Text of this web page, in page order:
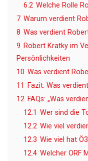
6.2 Welche Rolle
7 Warum verdient
8 Was verdient
9 Robert Kratky im
Persönlichkeiten
10 Was verdient
11
Fazit: Was
12 FAQs: „Was
12.1 Wer sind die
12.2 Wie viel
12.3 Wie viel hat
12.4 Welcher ORF